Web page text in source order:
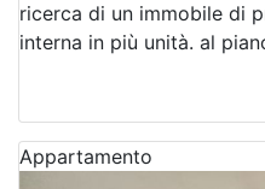
ricerca di un immobile di
interna in più unità. al
Appartamento